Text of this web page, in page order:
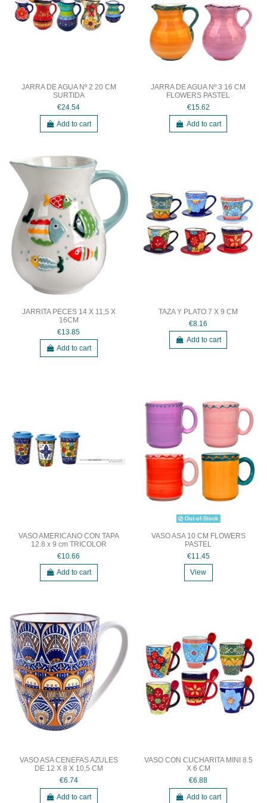
JARRA DE AGUA Nº 2 20 CM
SURTIDA
€24.54
Add to cart
JARRA DE AGUA Nº 3 16 CM
FLOWERS PASTEL
€15.62
Add to cart
JARRITA PECES 14 X 11,5 X
16CM
€13.85
Add to cart
TAZA Y PLATO 7 X 9 CM
€8.16
Add to cart
VASO AMERICANO CON TAPA
12.8 x 9 cm TRICOLOR
€10.66
Add to cart
Out-of-Stock
VASO ASA 10 CM FLOWERS
PASTEL
€11.45
View
VASO ASA CENEFAS AZULES
DE 12 X 8 X 10,5 CM
€6.74
Add to cart
VASO CON CUCHARITA MINI 8.5
X 6 CM
€6.88
Add to cart